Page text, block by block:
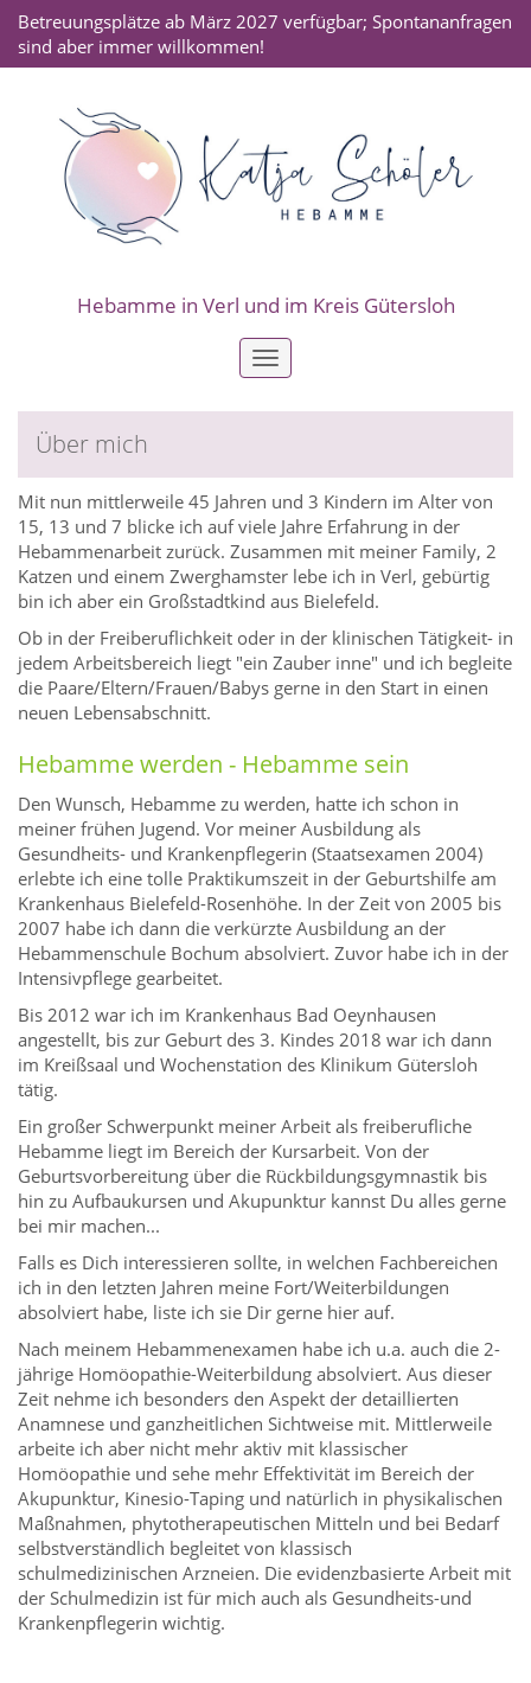
Betreuungsplätze ab März 2027 verfügbar; Spontananfragen
sind aber immer willkommen!
Hebamme in Verl und im Kreis Gütersloh
Toggle
Über mich
Mit nun mittlerweile 45 Jahren und 3 Kindern im Alter von
15, 13 und 7 blicke ich auf viele Jahre Erfahrung in der
Hebammenarbeit zurück. Zusammen mit meiner Family, 2
Katzen und einem Zwerghamster lebe ich in Verl, gebürtig
bin ich aber ein Großstadtkind aus Bielefeld.
Ob in der Freiberuflichkeit oder in der klinischen Tätigkeit- in
jedem Arbeitsbereich liegt "ein Zauber inne" und ich begleite
die Paare/Eltern/Frauen/Babys gerne in den Start in einen
neuen Lebensabschnitt.
Hebamme werden - Hebamme sein
Den Wunsch, Hebamme zu werden, hatte ich schon in
meiner frühen Jugend. Vor meiner Ausbildung als
Gesundheits- und Krankenpflegerin (Staatsexamen 2004)
erlebte ich eine tolle Praktikumszeit in der Geburtshilfe am
Krankenhaus Bielefeld-Rosenhöhe. In der Zeit von 2005 bis
2007 habe ich dann die verkürzte Ausbildung an der
Hebammenschule Bochum absolviert. Zuvor habe ich in der
Intensivpflege gearbeitet.
Bis 2012 war ich im Krankenhaus Bad Oeynhausen
angestellt, bis zur Geburt des 3. Kindes 2018 war ich dann
im Kreißsaal und Wochenstation des Klinikum Gütersloh
tätig.
Ein großer Schwerpunkt meiner Arbeit als freiberufliche
Hebamme liegt im Bereich der Kursarbeit. Von der
Geburtsvorbereitung über die Rückbildungsgymnastik bis
hin zu Aufbaukursen und Akupunktur kannst Du alles gerne
bei mir machen...
Falls es Dich interessieren sollte, in welchen Fachbereichen
ich in den letzten Jahren meine Fort/Weiterbildungen
absolviert habe, liste ich sie Dir gerne hier auf.
Nach meinem Hebammenexamen habe ich u.a. auch die 2-
jährige Homöopathie-Weiterbildung absolviert. Aus dieser
Zeit nehme ich besonders den Aspekt der detaillierten
Anamnese und ganzheitlichen Sichtweise mit. Mittlerweile
arbeite ich aber nicht mehr aktiv mit klassischer
Homöopathie und sehe mehr Effektivität im Bereich der
Akupunktur, Kinesio-Taping und natürlich in physikalischen
Maßnahmen, phytotherapeutischen Mitteln und bei Bedarf
selbstverständlich begleitet von klassisch
schulmedizinischen Arzneien. Die evidenzbasierte Arbeit mit
der Schulmedizin ist für mich auch als Gesundheits-und
Krankenpflegerin wichtig.